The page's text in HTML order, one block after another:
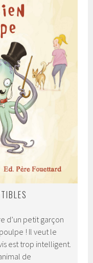
d’un petit garçon
! Il veut le
est trop intelligent.
de